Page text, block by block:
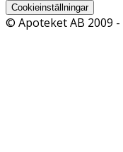
Cookieinställningar
© Apoteket AB 2009 -